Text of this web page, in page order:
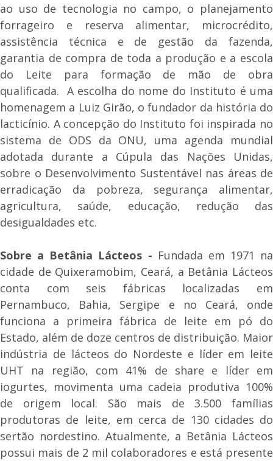
ao uso de tecnologia no campo, o planejamento
forrageiro e reserva alimentar, microcrédito,
assistência técnica e de gestão da fazenda,
garantia de compra de toda a produção e a escola
do Leite para formação de mão de obra
qualificada. A escolha do nome do Instituto é uma
homenagem a Luiz Girão, o fundador da história do
lacticínio. A concepção do Instituto foi inspirada no
sistema de ODS da ONU, uma agenda mundial
adotada durante a Cúpula das Nações Unidas,
sobre o Desenvolvimento Sustentável nas áreas de
erradicação da pobreza, segurança alimentar,
agricultura, saúde, educação, redução das
desigualdades etc.
Sobre a Betânia Lácteos - Fundada em 1971 na
cidade de Quixeramobim, Ceará, a Betânia Lácteos
conta com seis fábricas localizadas em
Pernambuco, Bahia, Sergipe e no Ceará, onde
funciona a primeira fábrica de leite em pó do
Estado, além de doze centros de distribuição. Maior
indústria de lácteos do Nordeste e líder em leite
UHT na região, com 41% de share e líder em
iogurtes, movimenta uma cadeia produtiva 100%
de origem local. São mais de 3.500 famílias
produtoras de leite, em cerca de 130 cidades do
sertão nordestino. Atualmente, a Betânia Lácteos
possui mais de 2 mil colaboradores e está presente